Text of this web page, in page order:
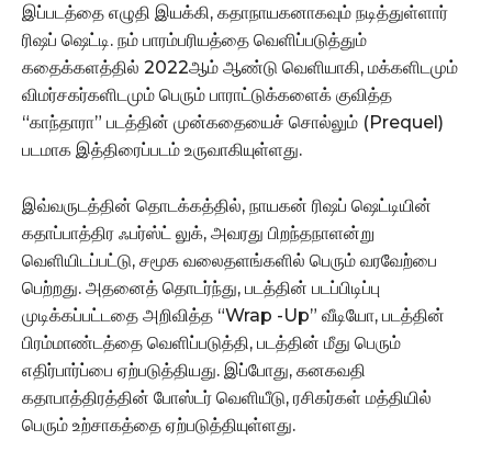
இப்படத்தை எழுதி இயக்கி, கதாநாயகனாகவும் நடித்துள்ளார்
ரிஷப் ஷெட்டி. நம் பாரம்பரியத்தை வெளிப்படுத்தும்
கதைக்களத்தில் 2022ஆம் ஆண்டு வெளியாகி, மக்களிடமும்
விமர்சகர்களிடமும் பெரும் பாராட்டுக்களைக் குவித்த
“காந்தாரா” படத்தின் முன்கதையைச் சொல்லும் (Prequel)
படமாக இத்திரைப்படம் உருவாகியுள்ளது.
இவ்வருடத்தின் தொடக்கத்தில், நாயகன் ரிஷப் ஷெட்டியின்
கதாப்பாத்திர ஃபர்ஸ்ட் லுக், அவரது பிறந்தநாளன்று
வெளியிடப்பட்டு, சமூக வலைதளங்களில் பெரும் வரவேற்பை
பெற்றது. அதனைத் தொடர்ந்து, படத்தின் படப்பிடிப்பு
முடிக்கப்பட்டதை அறிவித்த “Wrap -Up” வீடியோ, படத்தின்
பிரம்மாண்டத்தை வெளிப்படுத்தி, படத்தின் மீது பெரும்
எதிர்பார்ப்பை ஏற்படுத்தியது. இப்போது, கனகவதி
கதாபாத்திரத்தின் போஸ்டர் வெளியீடு, ரசிகர்கள் மத்தியில்
பெரும் உற்சாகத்தை ஏற்படுத்தியுள்ளது.